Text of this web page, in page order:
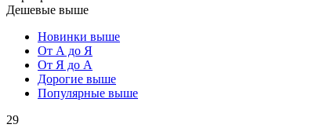
Дешевые выше
Новинки выше
От А до Я
От Я до А
Дорогие выше
Популярные выше
29